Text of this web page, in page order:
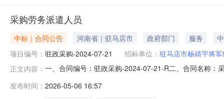
采购劳务派遣人员
中标｜合同公告 河南省｜驻马店市 政府部门 服务
项目编号： 驻政采购-2024-07-21 招标单位： 驻马店市杨靖宇将
正文内容： 一、合同编号：驻政采购-2024-07-21-R二、合同名称：
业大道与学院路交叉口驻马店人力资源服务产业园2层
发布时间： 2026-05-06 16:57